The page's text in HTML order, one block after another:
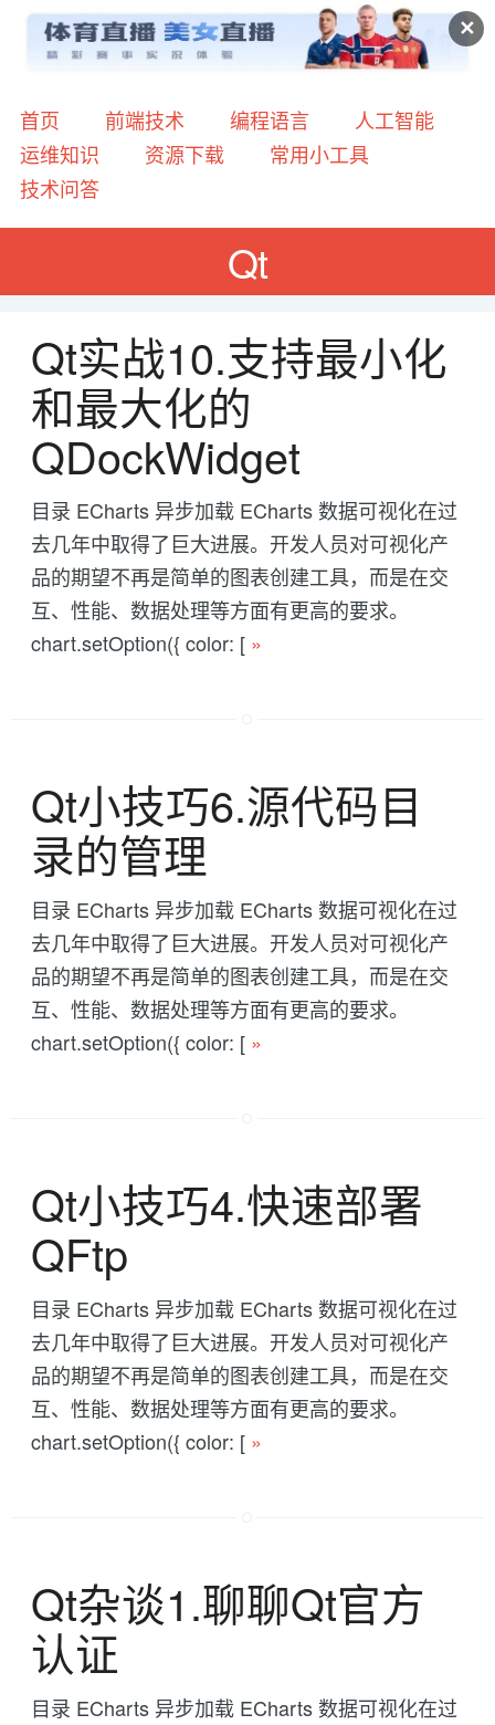
✕
首页 前端技术 编程语言
人工智能
运维知识
资源下载
常用小工具
技术问答
Qt
Qt实战10.支持最小化
和最大化的
QDockWidget
目录 ECharts 异步加载 ECharts 数据可视化在过
去几年中取得了巨大进展。开发人员对可视化产
品的期望不再是简单的图表创建工具，而是在交
互、性能、数据处理等方面有更高的要求。
chart.setOption({ color: [ »
Qt小技巧6.源代码目
录的管理
目录 ECharts 异步加载 ECharts 数据可视化在过
去几年中取得了巨大进展。开发人员对可视化产
品的期望不再是简单的图表创建工具，而是在交
互、性能、数据处理等方面有更高的要求。
chart.setOption({ color: [ »
Qt小技巧4.快速部署
QFtp
目录 ECharts 异步加载 ECharts 数据可视化在过
去几年中取得了巨大进展。开发人员对可视化产
品的期望不再是简单的图表创建工具，而是在交
互、性能、数据处理等方面有更高的要求。
chart.setOption({ color: [ »
Qt杂谈1.聊聊Qt官方
认证
目录 ECharts 异步加载 ECharts 数据可视化在过